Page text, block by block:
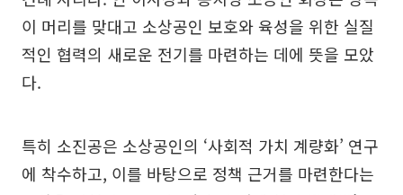
이 머리를 맞대고 소상공인 보호와 육성을 위한 실질
적인 협력의 새로운 전기를 마련하는 데에 뜻을 모았
다.
특히 소진공은 소상공인의 ‘사회적 가치 계량화’ 연구
에 착수하고, 이를 바탕으로 정책 근거를 마련한다는